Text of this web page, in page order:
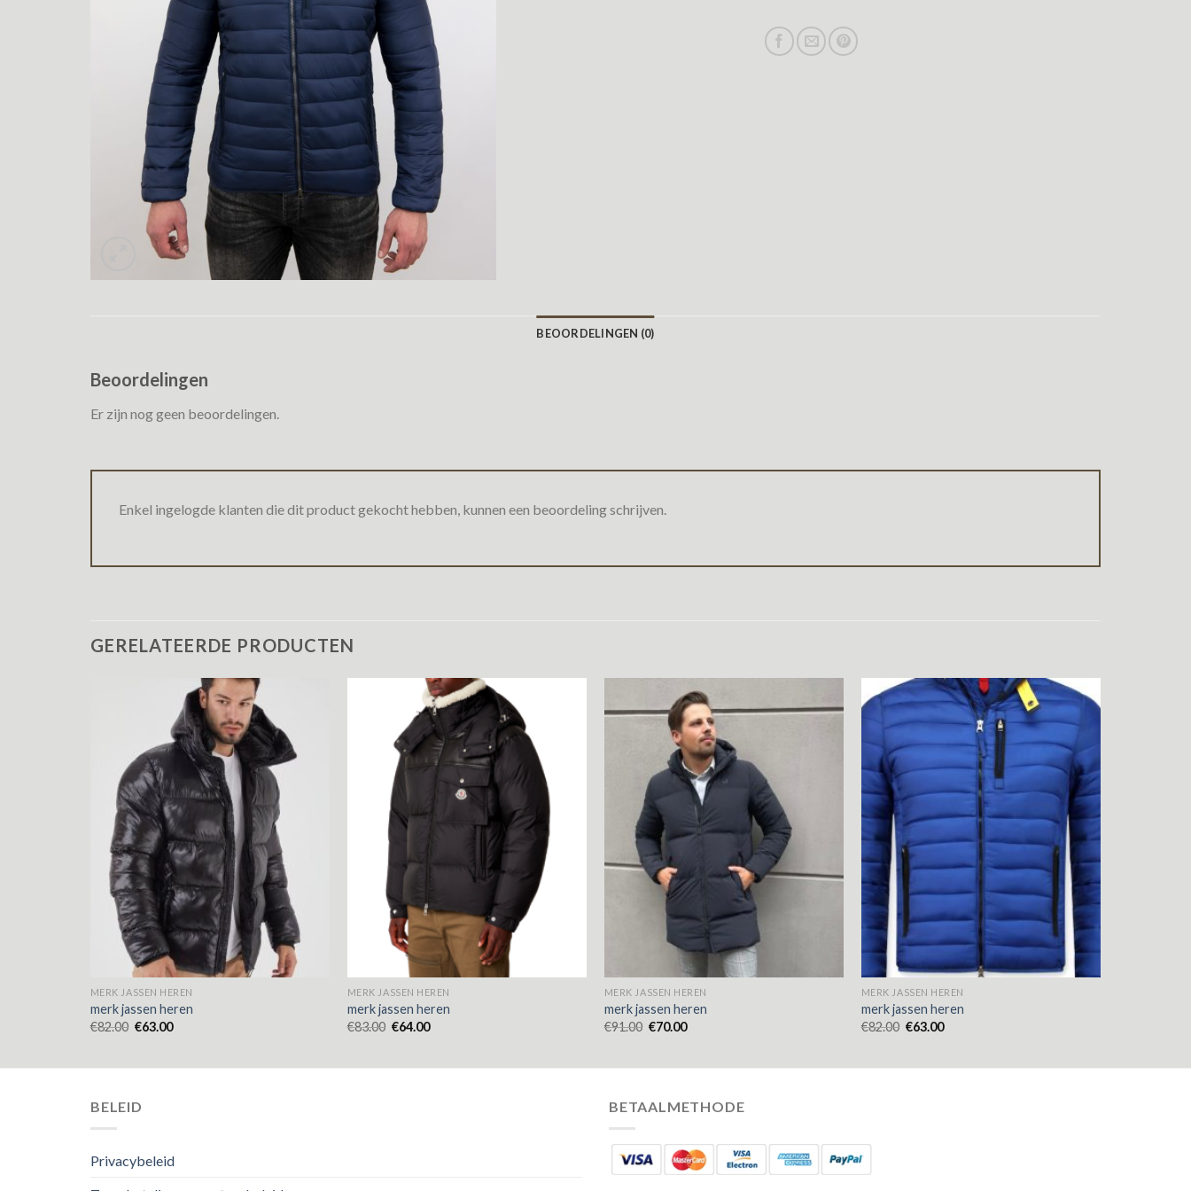
BEOORDELINGEN (0)
Beoordelingen
Er zijn nog geen beoordelingen.
Enkel ingelogde klanten die dit product gekocht hebben, kunnen een beoordeling schrijven.
GERELATEERDE PRODUCTEN
MERK JASSEN HEREN
merk jassen heren
€82.00 €63.00
MERK JASSEN HEREN
merk jassen heren
€83.00 €64.00
MERK JASSEN HEREN
merk jassen heren
€91.00 €70.00
MERK JASSEN HEREN
merk jassen heren
€82.00 €63.00
BELEID
Privacybeleid
BETAALMETHODE